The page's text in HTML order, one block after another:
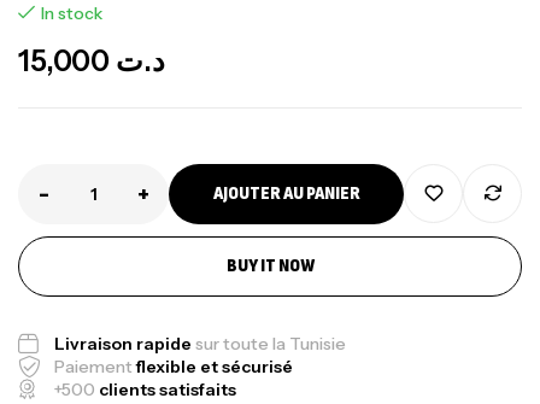
In stock
د.ت
- + AJOUTER AU PANIER
BUY IT NOW
Livraison rapide sur toute la Tunisie
Paiementflexible et sécurisé
+500 clients satisfaits
Canne Jigging Sunset Massive Attack
Cannes,Jigging
د.ت379,000
د.ت340,000